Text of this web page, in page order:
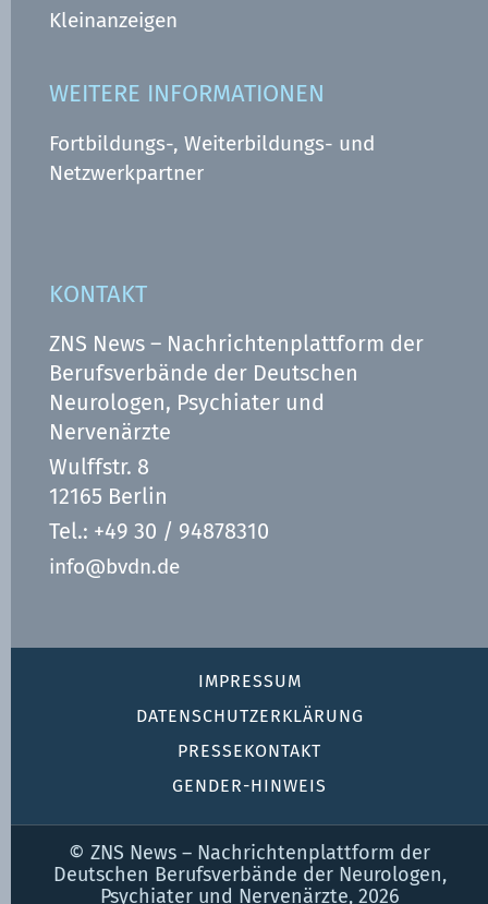
Kleinanzeigen
WEITERE INFORMATIONEN
Fortbildungs-, Weiterbildungs- und
Netzwerkpartner
KONTAKT
ZNS News – Nachrichtenplattform der
Berufsverbände der Deutschen
Neurologen, Psychiater und
Nervenärzte
Wulffstr. 8
12165 Berlin
Tel.: +49 30 / 94878310
info@bvdn.de
IMPRESSUM
DATENSCHUTZ­ERKLÄRUNG
PRESSEKONTAKT
GENDER-HINWEIS
© ZNS News – Nachrichtenplattform der
Deutschen Berufsverbände der Neurologen,
Psychiater und Nervenärzte, 2026